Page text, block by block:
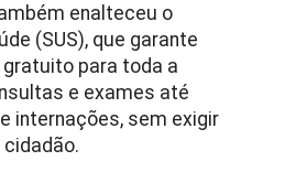
enalteceu o
(SUS), que garante
para toda a
e exames até
internações, sem exigir